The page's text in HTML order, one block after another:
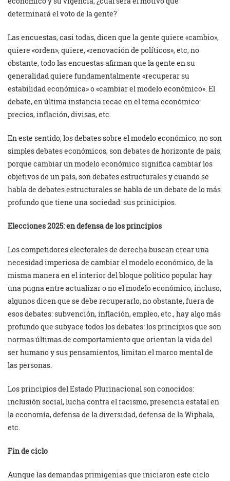
determinará el voto de la gente?
Las encuestas, casi todas, dicen que la gente quiere «cambio»,
quiere «orden», quiere, «renovación de políticos», etc, no
obstante, todo las encuestas afirman que la gente en su
generalidad quiere fundamentalmente «recuperar su
estabilidad económica» o «cambiar el modelo económico». El
debate, en última instancia recae en el tema económico:
precios, inflación, divisas, etc.
En este sentido, los debates sobre el modelo económico, no son
simples debates económicos, son debates de horizonte de país,
porque cambiar un modelo económico significa cambiar los
objetivos de un país, son debates estructurales y cuando se
habla de debates estructurales se habla de un debate de lo más
profundo que tiene una sociedad: sus prinicipios.
Elecciones 2025: en defensa de los principios
Los competidores electorales de derecha buscan crear una
necesidad imperiosa de cambiar el modelo económico, de la
misma manera en el interior del bloque político popular hay
una pugna entre actualizar o no el modelo económico, incluso,
algunos dicen que se debe recuperarlo, no obstante, fuera de
esos debates: subvención, inflación, empleo, etc., hay algo más
profundo que subyace todos los debates: los principios que son
normas últimas de comportamiento que orientan la vida del
ser humano y sus pensamientos, limitan el marco mental de
las personas.
Los principios del Estado Plurinacional son conocidos:
inclusión social, lucha contra el racismo, presencia estatal en
la economía, defensa de la diversidad, defensa de la Wiphala,
etc.
Fin de ciclo
Aunque las demandas primigenias que iniciaron este ciclo